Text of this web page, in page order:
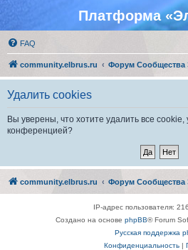
Платформа
FAQ
community.elbrus.ru Форум Сообщества
Удалить cookies
Вы уверены, что хотите удалить все
конференцией?
community.elbrus.ru Форум Сообщества
IP-адрес пользователя:
Создано на основе phpBB® Forum
Русская поддержка
Конфиденциальность|